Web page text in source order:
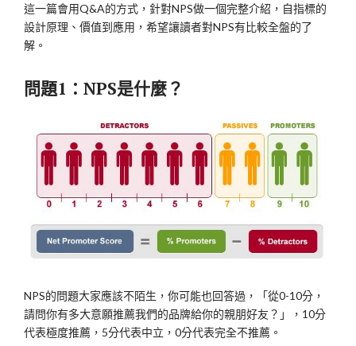
這一篇會用Q&A的方式，針對NPS做一個完整介紹，自指標的
設計原理、價值到應用，希望讓讀者對NPS有比較全盤的了
解。
問題1：NPS是什麼？
NPS的問題大家應該不陌生，你可能也回答過，「從0-10分，
請問你有多大意願推薦我們的品牌給你的親朋好友？」，10分
代表極度推薦，5分代表中立，0分代表完全不推薦。